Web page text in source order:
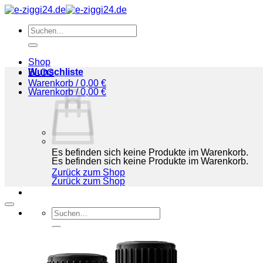
Zum
springenSuchen
nach:
Shop
BLOG
Warenkorb /0,00 €
Es befinden sich keine Produkte im Warenkorb.
Zurück zum Shop
Suchen
nach:
Wunschliste
Warenkorb /0,00 €
Es befinden sich keine Produkte im Warenkorb.
Zurück zum Shop